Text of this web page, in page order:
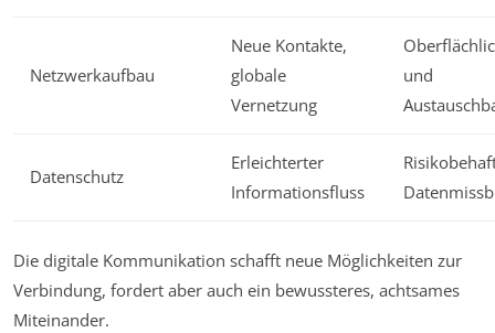
Netzwerkaufbau
Neue Kontakte,
globale
Vernetzung
und
Datenschutz
Erleichterter
Informationsfluss
Die digitale Kommunikation schafft neue Möglichkeiten zur
Verbindung, fordert aber auch ein bewussteres, achtsames
Miteinander.